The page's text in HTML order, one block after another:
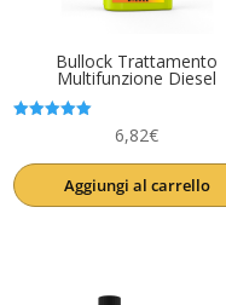
Bullock Trattamento
Multifunzione Diesel
6,82€
Aggiungi al carrello